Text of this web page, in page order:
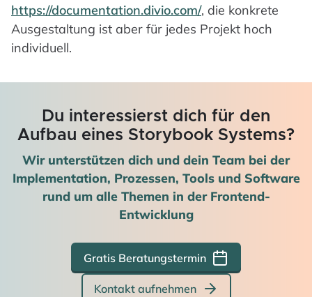
https://documentation.divio.com/, die konkrete
Ausgestaltung ist aber für jedes Projekt hoch
individuell.
Du interessierst dich für den
Aufbau eines Storybook Systems?
Wir unterstützen dich und dein Team bei der
Implementation, Prozessen, Tools und Software
rund um alle Themen in der Frontend-
Entwicklung
Gratis Beratungstermin
Kontakt aufnehmen